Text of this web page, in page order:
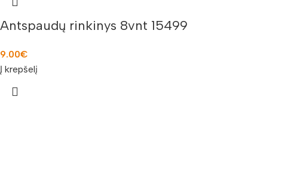
Antspaudų rinkinys 8vnt 15499
9.00€
Į krepšelį